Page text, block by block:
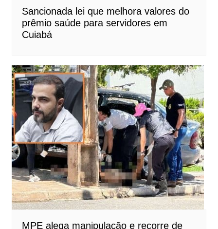
Sancionada lei que melhora valores do
prêmio saúde para servidores em
Cuiabá
MPE alega manipulação e recorre de